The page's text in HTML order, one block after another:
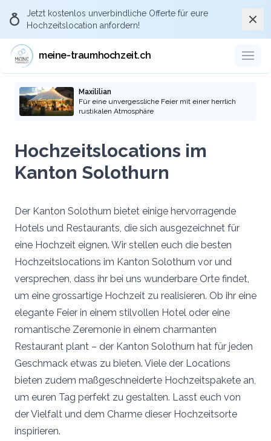
Jetzt kostenlos unverbindliche Offerte für eure
Hochzeitslocation anfordern!
meine-traumhochzeit.ch
Maxililian
Für eine unvergessliche Feier mit einer herrlich
rustikalen Atmosphäre
Hochzeitslocations im
Kanton Solothurn
Der Kanton Solothurn bietet einige hervorragende
Hotels und Restaurants, die sich ausgezeichnet für
eine Hochzeit eignen. Wir stellen euch die besten
Hochzeitslocations im Kanton Solothurn vor und
versprechen, dass ihr bei uns wunderbare Orte findet,
um eine grossartige Hochzeit zu realisieren. Ob ihr eine
elegante Feier in einem stilvollen Hotel oder eine
romantische Zeremonie in einem charmanten
Restaurant plant – der Kanton Solothurn hat für jeden
Geschmack etwas zu bieten. Viele der Locations
bieten zudem maßgeschneiderte Hochzeitspakete an,
um euren Tag perfekt zu gestalten. Lasst euch von
der Vielfalt und dem Charme dieser Hochzeitsorte
inspirieren.
Über Meine-
traumhochzeit.ch die
passende Hochzeitslocation
anfragen
Durch eure Anfragen über die Plattform
Kommunikation gegenüber den
ihr via der Plattform meine-traumhochzeit.ch
aufmerksam geworden seid, stellt ihr sicher,
dass auch künftige Brautpaare die Plattform
kostenlos nutzen können.
Zu den Hochzeitslocations
Vielen Dank für eure Unterstützung! Damit wird
sichergestellt, dass die Dienstleistung kontinuierlich
ausgebaut werden kann und für alle Brautpaare kostenlos